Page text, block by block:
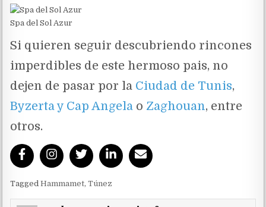
Spa del Sol Azur
Si quieren seguir descubriendo rincones
imperdibles de este hermoso pais, no
dejen de pasar por la Ciudad de Tunis,
Byzerta y Cap Angela o Zaghouan, entre
otros.
TaggedHammamet,Túnez